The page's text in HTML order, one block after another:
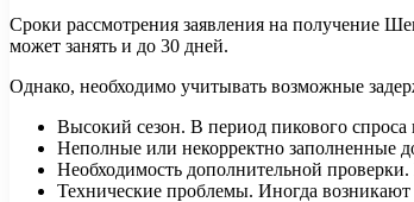
Сроки рассмотрения заявления на получение
может занять и до 30 дней.
Однако, необходимо учитывать возможные
Высокий сезон. В период пикового спроса
Неполные или некорректно заполненные
Необходимость дополнительной
Технические проблемы. Иногда возникают